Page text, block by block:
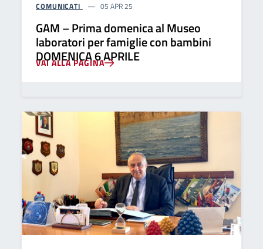
COMUNICATI 05 APR 25
GAM – Prima domenica al Museo
laboratori per famiglie con bambini
DOMENICA 6 APRILE
VAI ALLA PAGINA